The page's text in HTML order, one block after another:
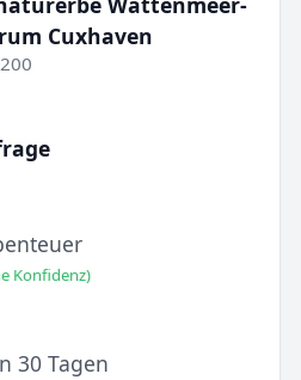
Cuxhaven
Konfidenz)
30 Tagen